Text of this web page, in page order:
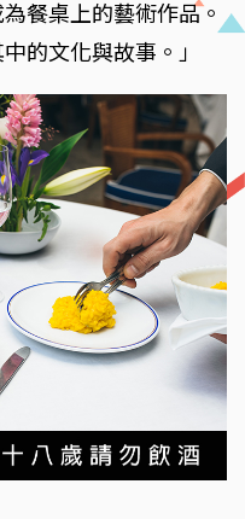
餐桌上的藝術作品。
的文化與故事。」